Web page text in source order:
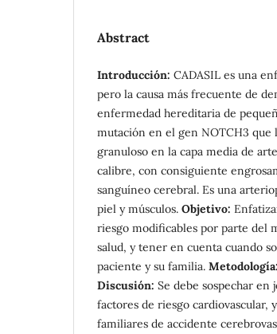
Abstract
Introducción: CADASIL es una
pero la causa más frecuente de
enfermedad hereditaria de
mutación en el gen NOTCH3 que
granuloso en la capa media de
calibre, con consiguiente
sanguíneo cerebral. Es una
piel y músculos. Objetivo:
riesgo modificables por parte del
salud, y tener en cuenta cuando
paciente y su familia. Metodología:
Discusión: Se debe sospechar en
factores de riesgo cardiovascular,
familiares de accidente